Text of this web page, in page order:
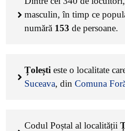
masculin, în timp ce
numără 153 de persoane.
Țolești este o localitate
Suceava, din Comuna
Codul Poștal al localității